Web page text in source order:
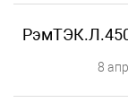
8